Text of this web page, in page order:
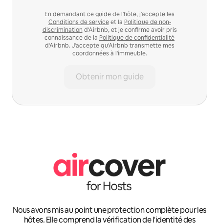
En demandant ce guide de l'hôte, j'accepte les
Conditions de serviceet la Politique de non-
discrimination d'Airbnb, et je confirme avoir pris
connaissance de la Politique de confidentialité
d'Airbnb. J'accepte qu'Airbnb transmette mes
coordonnées à l'immeuble.
Obtenir mon guide
Nous avons mis au point une protection complète pour les
hôtes. Elle comprend la vérification de l'identité des